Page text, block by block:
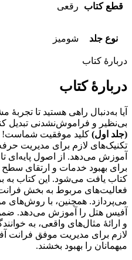
قطع کتاب رقعی
نوع جلد شومیز
دربارهٔ کتاب
دربارهٔ کتاب
آیا به‌دنبال راهی هستید تا
بی‌نظیر و فراموش‌نشدنی تبدیل
(جلد اول) کلید موفقیت شماست!
تکنیک‌های لازم برای مدیریت
آموزش می‌دهد. از اصول پایه‌ای
برای بهبود خدمات و ارتقای سطح
کتاب یافت می‌شود. این کتاب
فعالیت‌های مربوط به بخش
می‌پردازد. همچنین، با روش‌های
آفیس هتل را آموزش می‌دهد.
و ارائۀ مثال‌های واقعی، به
لازم برای مدیریت موفق فرانت
میهمانان را بهبود بخشند.